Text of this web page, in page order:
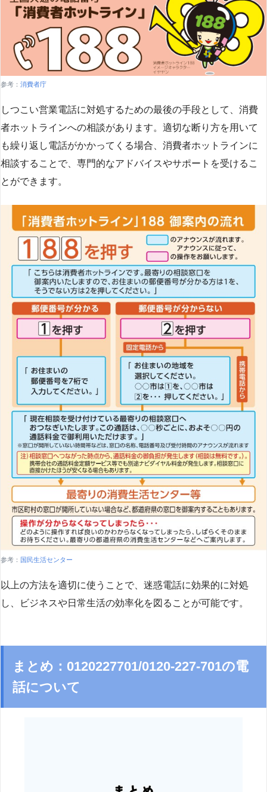
参考： 消費者庁
しつこい営業電話に対処するための最後の手段として、消費
者ホットラインへの相談があります。適切な断り方を用いて
も繰り返し電話がかかってくる場合、消費者ホットラインに
相談することで、専門的なアドバイスやサポートを受けるこ
とができます​​。
参考： 国民生活センター
以上の方法を適切に使うことで、迷惑電話に効果的に対処
し、ビジネスや日常生活の効率化を図ることが可能です。
まとめ：0120227701/0120-227-701の電
話について